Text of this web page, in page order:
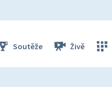
Soutěže Živě